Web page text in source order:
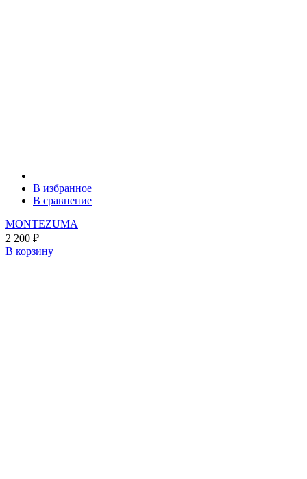
В избранное
В сравнение
MONTEZUMA
2 200 ₽
В корзину